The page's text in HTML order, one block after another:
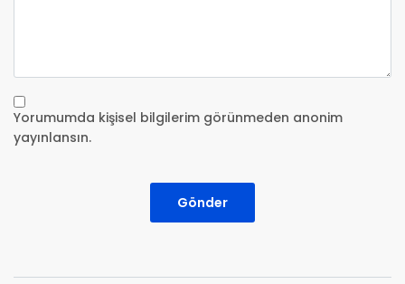
Yorumumda kişisel bilgilerim görünmeden anonim
yayınlansın.
Gönder